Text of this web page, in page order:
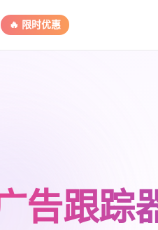
🔥 限时优惠
告跟踪